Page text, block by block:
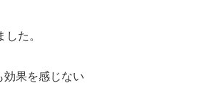
た。
効果を感じない